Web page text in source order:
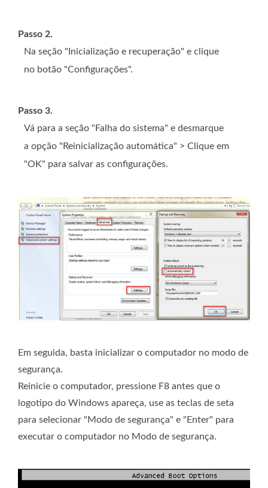
Passo 2.
Na seção "Inicialização e recuperação" e clique
no botão "Configurações".
Passo 3.
Vá para a seção "Falha do sistema" e desmarque
a opção "Reinicialização automática" > Clique em
"OK" para salvar as configurações.
Em seguida, basta inicializar o computador no modo de
segurança.
Reinicie o computador, pressione F8 antes que o
logotipo do Windows apareça, use as teclas de seta
para selecionar "Modo de segurança" e "Enter" para
executar o computador no Modo de segurança.